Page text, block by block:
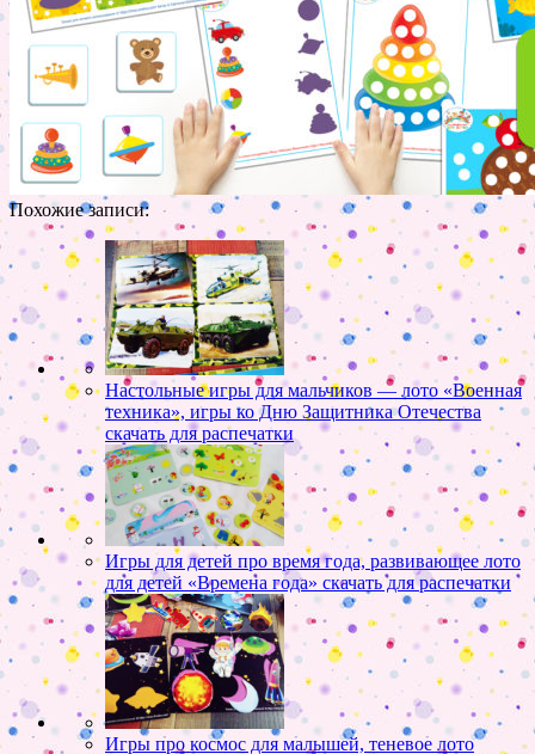
Похожие записи:
Настольные игры для мальчиков — лото «Военная
техника», игры ко Дню Защитника Отечества
скачать для распечатки
Игры для детей про время года, развивающее лото
для детей «Времена года» скачать для распечатки
Игры про космос для малышей, теневое лото